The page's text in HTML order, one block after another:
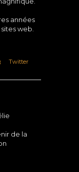
années
web.
Twitter
de la